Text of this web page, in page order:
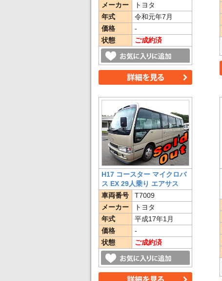
メーカー
トヨタ
年式
令和元年7月
価格
-
状態
ご成約済
H17 コースター マイクロバ
ス EX 29人乗り エアサス
車両番号
T7009
メーカー
トヨタ
年式
平成17年1月
価格
-
状態
ご成約済